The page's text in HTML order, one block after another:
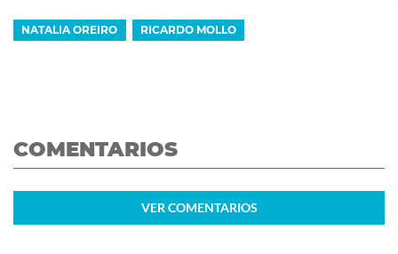
NATALIA OREIRO RICARDO MOLLO
COMENTARIOS
VER COMENTARIOS